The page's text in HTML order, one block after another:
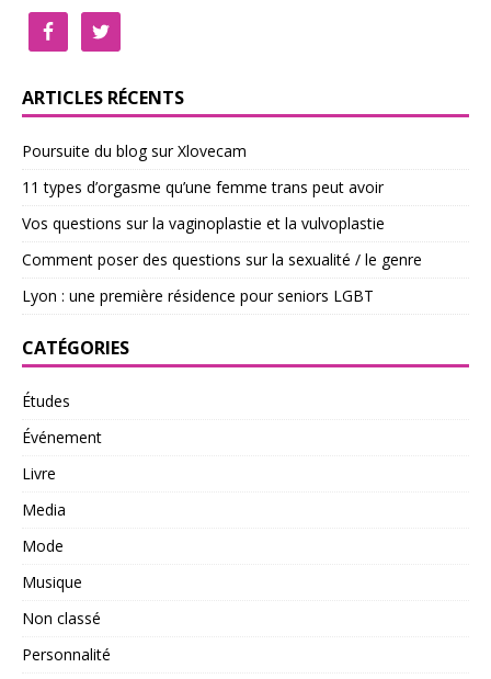
ARTICLES RÉCENTS
Poursuite du blog sur Xlovecam
11 types d’orgasme qu’une femme trans peut avoir
Vos questions sur la vaginoplastie et la vulvoplastie
Comment poser des questions sur la sexualité / le genre
Lyon : une première résidence pour seniors LGBT
CATÉGORIES
Études
Événement
Livre
Media
Mode
Musique
Non classé
Personnalité